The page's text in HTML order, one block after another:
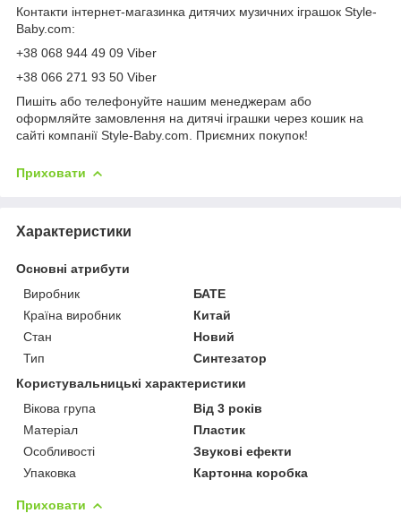
Контакти інтернет-магазинка дитячих музичних іграшок Style-
Baby.com:
+38 068 944 49 09 Viber
+38 066 271 93 50 Viber
Пишіть або телефонуйте нашим менеджерам або
оформляйте замовлення на дитячі іграшки через кошик на
сайті компанії Style-Baby.com. Приємних покупок!
Приховати
Характеристики
Основні атрибути
Виробник
БАТЕ
Країна виробник
Китай
Стан
Новий
Тип
Синтезатор
Користувальницькі характеристики
Вікова група
Від 3 років
Матеріал
Пластик
Особливості
Звукові ефекти
Упаковка
Картонна коробка
Приховати